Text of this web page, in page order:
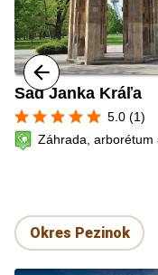
Sad Janka Kráľa
star star star star star 5.0 (1)
Záhrada, arborétum
Okres Pezinok